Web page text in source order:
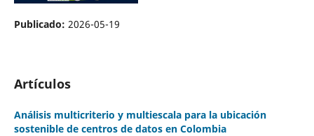
Publicado: 2026-05-19
Artículos
Análisis multicriterio y multiescala para la ubicación
sostenible de centros de datos en Colombia